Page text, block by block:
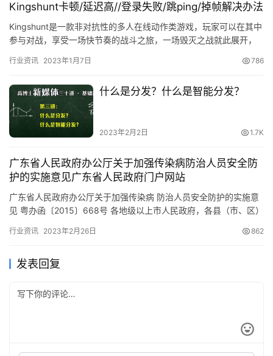
Kingshunt卡顿/延迟高//登录失败/跳ping/掉帧解决办法
Kingshunt是一款非对抗性的多人在线动作类游戏，玩家可以在其中
参与对战，享受一场快节奏的战斗之旅，一场毁灭之战就此展开，
行业资讯 2023年1月7日 786
什么是分发？什么是智能分发？
2023年2月2日 1.7K
广东省人民政府办公厅关于加强传染病防治人员安全防
护的实施意见广东省人民政府门户网站
广东省人民政府办公厅关于加强传染病 防治人员安全防护的实施意
见 粤办函〔2015〕668号 各地级以上市人民政府，各县（市、区）
行业资讯 2023年2月26日 862
发表回复